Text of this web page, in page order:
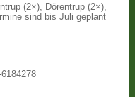
(2×), Dörentrup (2×),
sind bis Juli geplant